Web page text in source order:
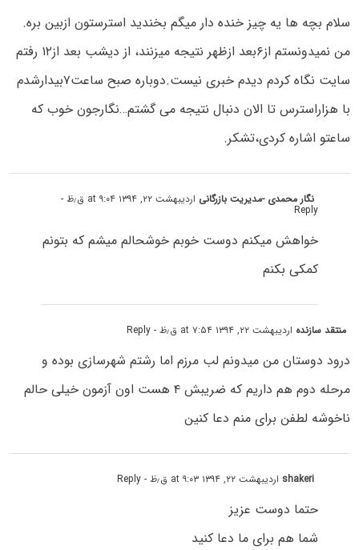
سلام بچه ها یه چیز خنده دار میگم بخندید استرستون ازبین بره.
من نمیدونستم از۶بعد ازظهر نتیجه میزنند، از دیشب بعد از۱۲ رفتم
سایت نگاه کردم دیدم خبری نیست.دوباره صبح ساعت۷بیدارشدم
با هزاراسترس تا الان دنبال نتیجه می گشتم…نگارجون خوب که
ساعتو اشاره کردی،تشکر.
نگار محمدی -مدیریت بازرگانی اردیبهشت ۲۲, ۱۳۹۴ at ۹:۰۴ ق٫ظ -
Reply
خواهش میکنم دوست خوبم خوشحالم میشم که بتونم
کمکی بکنم
منتقد سازنده اردیبهشت ۲۲, ۱۳۹۴ at ۷:۵۴ ق٫ظ - Reply
درود دوستان من میدونم لب مرزم اما رشتم شهرسازی بوده و
مرحله دوم هم داریم که ضریبش ۴ هست اون آزمون خیلی حالم
ناخوشه لطفن برای منم دعا کنین
shakeri اردیبهشت ۲۲, ۱۳۹۴ at ۹:۰۳ ق٫ظ - Reply
حتما دوست عزیز
شما هم برای ما دعا کنید